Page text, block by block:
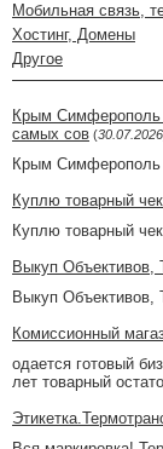
Мобильная связь,
Хостинг, Домены
Другое
Крым Симферополь
самых сов (30.07.2026
Крым Симферополь
Куплю товарный
Куплю товарный
Выкуп Объективов,
Выкуп Объективов,
Комиссионный
одается готовый
лет товарный